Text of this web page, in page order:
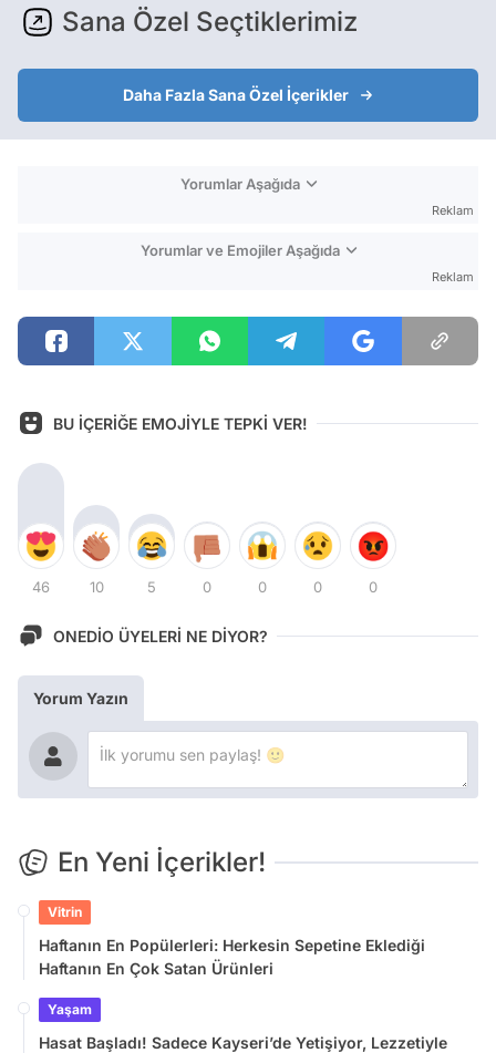
Sana Özel Seçtiklerimiz
Daha Fazla Sana Özel İçerikler
Yorumlar Aşağıda
Reklam
Yorumlar ve Emojiler Aşağıda
Reklam
BU İÇERİĞE EMOJİYLE TEPKİ VER!
46 10 5 0 0 0 0
ONEDİO ÜYELERİ NE DİYOR?
Yorum Yazın
En Yeni İçerikler!
Vitrin
Haftanın En Popülerleri: Herkesin Sepetine Eklediği
Haftanın En Çok Satan Ürünleri
Yaşam
Hasat Başladı! Sadece Kayseri’de Yetişiyor, Lezzetiyle